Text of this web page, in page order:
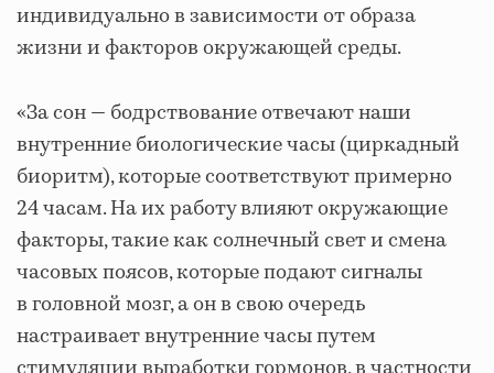
индивидуально в зависимости от образа
жизни и факторов окружающей среды.
«За сон — бодрствование отвечают наши
внутренние биологические часы (циркадный
биоритм), которые соответствуют примерно
24 часам. На их работу влияют окружающие
факторы, такие как солнечный свет и смена
часовых поясов, которые подают сигналы
в головной мозг, а он в свою очередь
настраивает внутренние часы путем